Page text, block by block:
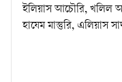
ইলিয়াস আচৌরি, খলিল
হাযেম মাস্তুরি, এলিয়াস